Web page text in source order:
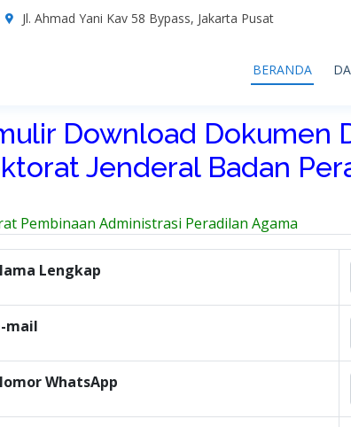
Jl. Ahmad Yani Kav 58 Bypass, Jakarta Pusat
BERANDA
Download Dokumen
Jenderal Badan
Pembinaan Administrasi Peradilan Agama
Lengkap
mail
WhatsApp